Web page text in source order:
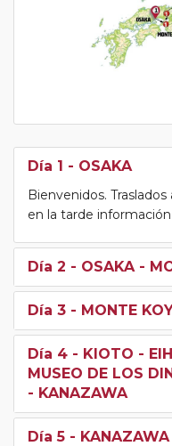
Día 1 - OSAKA
Bienvenidos.
en la tarde
Día 2 - OSAKA -
Día 3 - MONTE
Día 4 - KIOTO -
MUSEO DE LOS
- KANAZAWA
Día 5 - KANAZAWA